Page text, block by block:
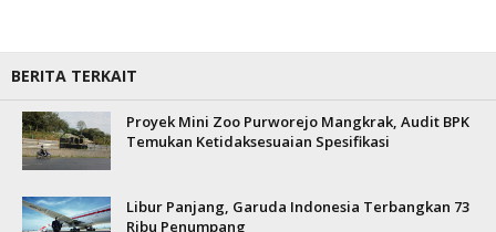
BERITA TERKAIT
Proyek Mini Zoo Purworejo Mangkrak, Audit BPK
Temukan Ketidaksesuaian Spesifikasi
Libur Panjang, Garuda Indonesia Terbangkan 73
Ribu Penumpang